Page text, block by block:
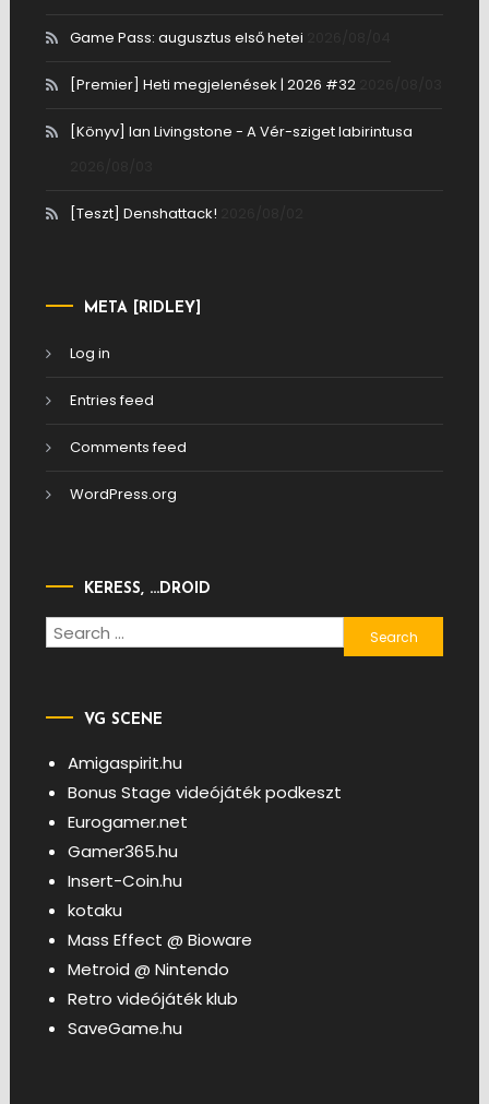
Game Pass: augusztus első hetei
[Premier] Heti megjelenések | 2026 #32
[Könyv] Ian Livingstone - A Vér-sziget labirintusa
[Teszt] Denshattack!
META [RIDLEY]
Log in
Entries feed
Comments feed
WordPress.org
KERESS, …DROID
Search
for:
VG SCENE
Amigaspirit.hu
Bonus Stage videójáték podkeszt
Eurogamer.net
Gamer365.hu
Insert-Coin.hu
kotaku
Mass Effect @ Bioware
Metroid @ Nintendo
Retro videójáték klub
SaveGame.hu